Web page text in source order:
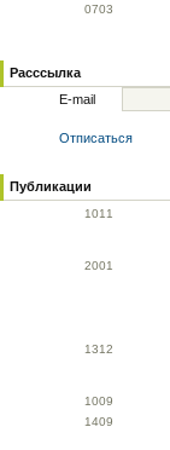
0703
Расссылка
E-mail
Отписаться
Публикации
1011
2001
1312
1009
1409